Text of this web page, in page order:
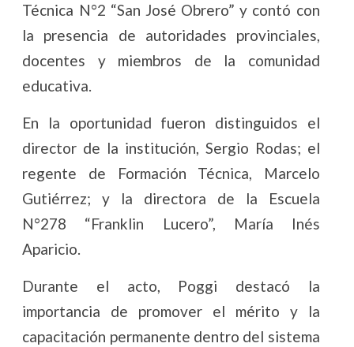
Técnica N°2 “San José Obrero” y contó con
la presencia de autoridades provinciales,
docentes y miembros de la comunidad
educativa.
En la oportunidad fueron distinguidos el
director de la institución, Sergio Rodas; el
regente de Formación Técnica, Marcelo
Gutiérrez; y la directora de la Escuela
N°278 “Franklin Lucero”, María Inés
Aparicio.
Durante el acto, Poggi destacó la
importancia de promover el mérito y la
capacitación permanente dentro del sistema